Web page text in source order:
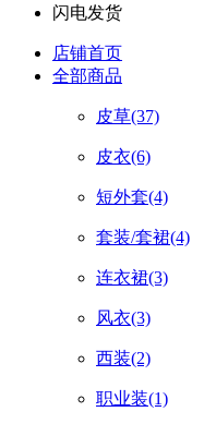
闪电发货
店铺首页
全部商品
皮草(37)
皮衣(6)
短外套(4)
套装/套裙(4)
连衣裙(3)
风衣(3)
西装(2)
职业装(1)